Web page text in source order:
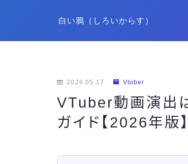
白い鴉（しろいからす）
2026.05.17 Vtuber
VTuber動画演出
ガイド【2026年版】